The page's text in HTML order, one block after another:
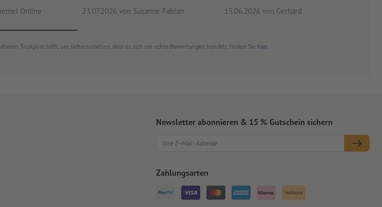
Online 23.07.2026 von Susanne Fabian 15.06.2026 von Gerhard
Trustpilot trifft, um sicherzustellen, dass es sich um echte Bewertungen handelt, finden Sie hier.
Newsletter abonnieren & 15 % Gutschein sichern
Zahlungsarten
Vorkasse